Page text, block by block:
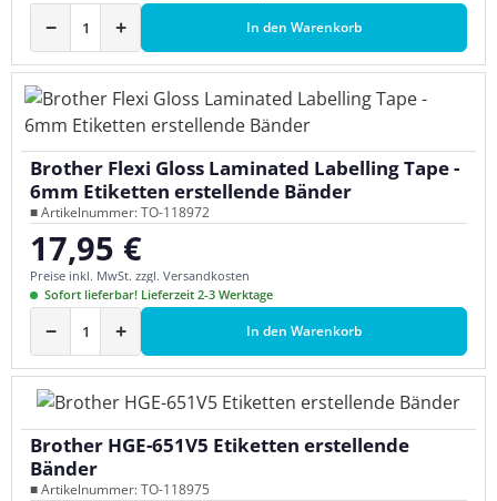
− + In den Warenkorb
Brother Flexi Gloss Laminated Labelling Tape -
6mm Etiketten erstellende Bänder
■ Artikelnummer: TO-118972
Regulärer Preis:
17,95 €
Preise inkl. MwSt. zzgl. Versandkosten
Sofort lieferbar! Lieferzeit 2-3 Werktage
− + In den Warenkorb
Brother HGE-651V5 Etiketten erstellende
Bänder
■ Artikelnummer: TO-118975